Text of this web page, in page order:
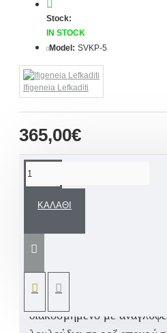
365,00€
Stock:
IN STOCK
Model: SVKP-5
Ifigeneia Lefkaditi
ΚΑΛΆΘΙ
για κοριτσάκι, που
βαπτιστικό κουτί / μεγάλο
διακοσμημένο με